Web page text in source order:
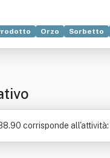
Orzo Sorbetto
corrisponde